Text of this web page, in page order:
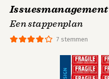
7 stemmen
Issuesmanagement
Een stappenplan